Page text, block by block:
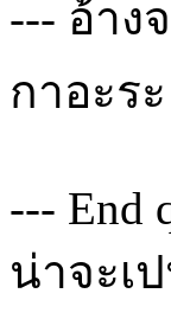
--- อ้าง
กาอะร
--- End
น่าจะเ